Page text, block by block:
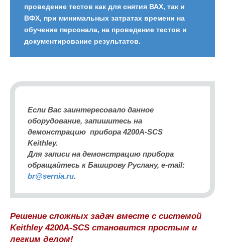
проведение тестов как для снятия ВАХ, так и
ВФХ, при минимальных затратах времени на
обучение персонала, на проведение тестов и
документирование результатов.
Если Вас заинтересовало данное
оборудование, запишитесь на
демонстрацию прибора 4200A-SCS
Keithley.
Для записи на демонстрацию прибора
обращайтесь к Баширову Руслану, e-mail:
br@sernia.ru.
Решение сложных задач вместе с системой
Keithley 4200A-SCS становится простым и
легким делом!